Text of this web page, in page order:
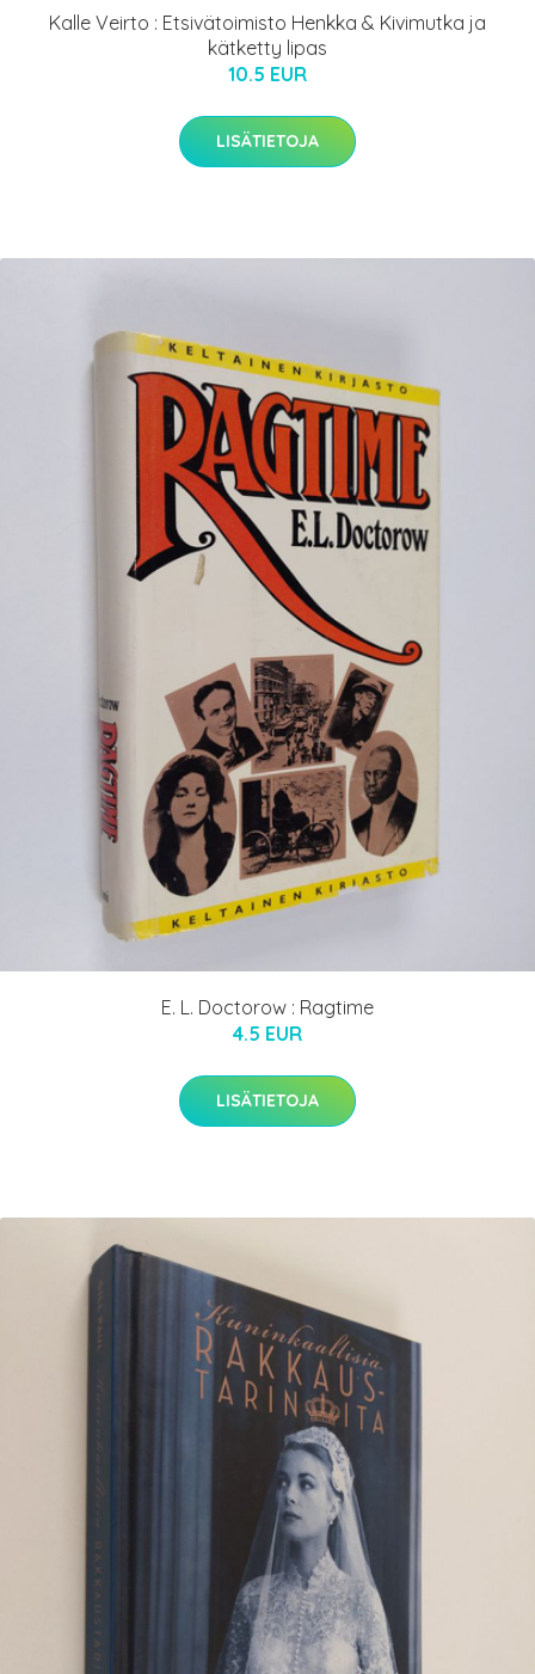
Kalle Veirto : Etsivätoimisto Henkka & Kivimutka ja
kätketty lipas
10.5 EUR
LISÄTIETOJA
E. L. Doctorow : Ragtime
4.5 EUR
LISÄTIETOJA